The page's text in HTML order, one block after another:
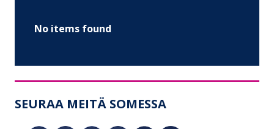
No items found
SEURAA MEITÄ SOMESSA